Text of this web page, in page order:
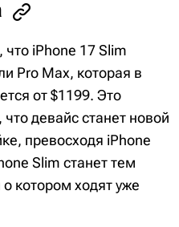
iPhone 17 Slim
Pro Max, которая в
от $1199. Это
девайс станет новой
превосходя iPhone
Slim станет тем
котором ходят уже